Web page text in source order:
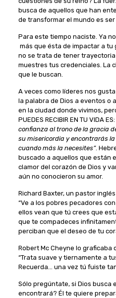
busca de aquellos que han
de transformar el mundo es
Para este tiempo naciste. Ya
más que ésta de impactar a tu
no se trata de tener trayectoria
muestres tus credenciales. La
que le buscan.
A veces como líderes nos
la palabra de Dios a eventos o
en la ciudad donde vivimos, pero
PUEDES RECIBIR EN TU VIDA ES:
confianza al trono de la gracia
su misericordia y encontrarás
cuando más la necesites”.
buscado a aquellos que están
clamor del corazón de Dios y
aún no conocieron su amor.
Richard Baxter, un pastor
“Ve a los pobres pecadores
ellos vean que tú crees que
que te compadeces
perciban que el deseo de tu
Robert Mc Cheyne lo graficaba
“Trata suave y tiernamente a
Recuerda… una vez tú fuiste
Sólo pregúntate, si Dios busca
encontrará? Él te quiere